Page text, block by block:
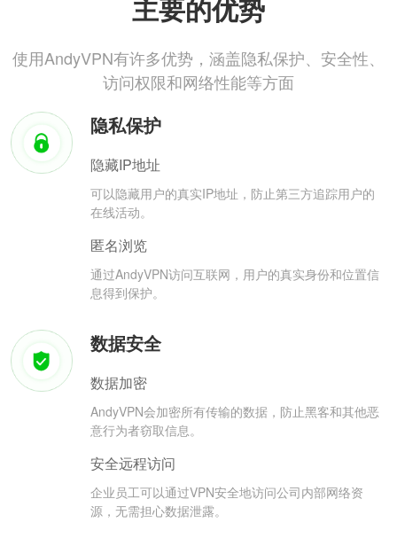
主要的优势
使用AndyVPN有许多优势，涵盖隐私保护、安全性、
访问权限和网络性能等方面
隐私保护
隐藏IP地址
可以隐藏用户的真实IP地址，防止第三方追踪用户的
在线活动。
匿名浏览
通过AndyVPN访问互联网，用户的真实身份和位置信
息得到保护。
数据安全
数据加密
AndyVPN会加密所有传输的数据，防止黑客和其他恶
意行为者窃取信息。
安全远程访问
企业员工可以通过VPN安全地访问公司内部网络资
源，无需担心数据泄露。